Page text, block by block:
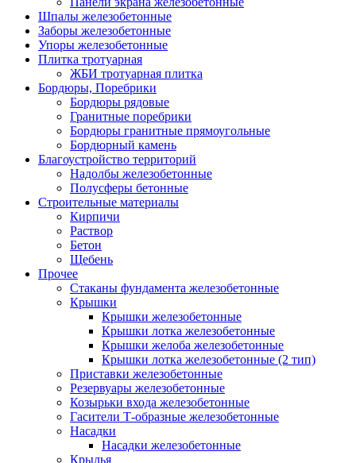
Шпалы железобетонные
Заборы железобетонные
Упоры железобетонные
Плитка тротуарная
ЖБИ тротуарная плитка
Бордюры, Поребрики
Бордюры рядовые
Гранитные поребрики
Бордюры гранитные прямоугольные
Бордюрный камень
Благоустройство территорий
Надолбы железобетонные
Полусферы бетонные
Строительные материалы
Кирпичи
Раствор
Бетон
Щебень
Прочее
Стаканы фундамента железобетонные
Крышки
Крышки железобетонные
Крышки лотка железобетонные
Крышки желоба железобетонные
Крышки лотка железобетонные (2 тип)
Приставки железобетонные
Резервуары железобетонные
Козырьки входа железобетонные
Гасители Т-образные железобетонные
Насадки
Насадки железобетонные
Крылья